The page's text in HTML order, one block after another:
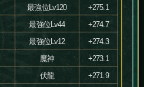
最強位Lv120
+275.1
最強位Lv44
+274.7
最強位Lv12
+274.3
魔神
+273.1
伏龍
+271.9